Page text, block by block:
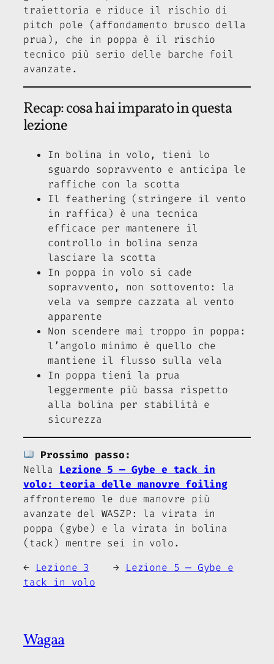
traiettoria e riduce il rischio di
pitch pole (affondamento brusco della
prua), che in poppa è il rischio
tecnico più serio delle barche foil
avanzate.
Recap: cosa hai imparato in questa
lezione
In bolina in volo, tieni lo
sguardo sopravvento e anticipa le
raffiche con la scotta
Il feathering (stringere il vento
in raffica) è una tecnica
efficace per mantenere il
controllo in bolina senza
lasciare la scotta
In poppa in volo si cade
sopravvento, non sottovento: la
vela va sempre cazzata al vento
apparente
Non scendere mai troppo in poppa:
l’angolo minimo è quello che
mantiene il flusso sulla vela
In poppa tieni la prua
leggermente più bassa rispetto
alla bolina per stabilità e
sicurezza
Prossimo passo:
Nella Lezione 5 — Gybe e tack in
volo: teoria delle manovre foiling
affronteremo le due manovre più
avanzate del WASZP: la virata in
poppa (gybe) e la virata in bolina
(tack) mentre sei in volo.
← Lezione 3 → Lezione 5 — Gybe e
tack in volo
Wagaa